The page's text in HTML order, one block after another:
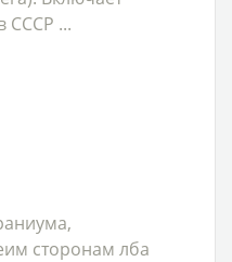
СССР ...
сторонам лба